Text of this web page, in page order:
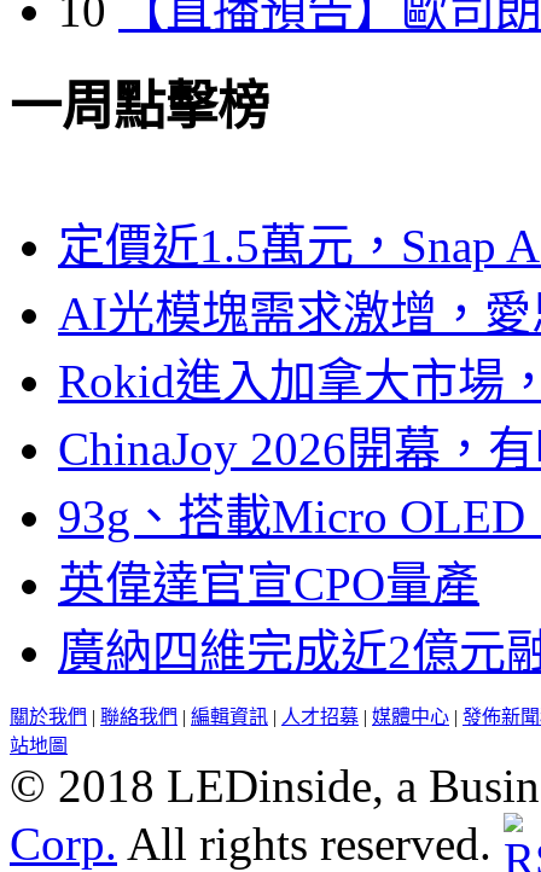
一周點擊榜
定價近1.5萬元，Snap
AI光模塊需求激增，
Rokid進入加拿大市場
ChinaJoy 2026開幕，
93g、搭載Micro
英偉達官宣CPO量產
廣納四維完成近2億元
關於我們 | 聯絡我們 | 編輯資訊 | 人才招募 | 媒體中心 | 發佈新
站地圖
© 2018 LEDinside, a
Corp. All rights reserved.